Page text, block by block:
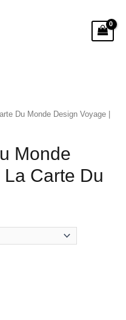
Du Monde Design Voyage |
Monde
Carte Du